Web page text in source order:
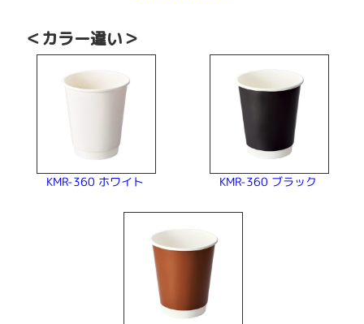
＜カラー違い＞
KMR-360 ホワイト KMR-360 ブラック